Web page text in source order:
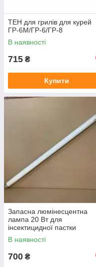
ТЕН для грилів для курей
ГР-6М/ГР-6/ГР-8
В наявності
715 ₴
Купити
Запасна люмінесцентна
лампа 20 Вт для
інсектицидної пастки
В наявності
700 ₴